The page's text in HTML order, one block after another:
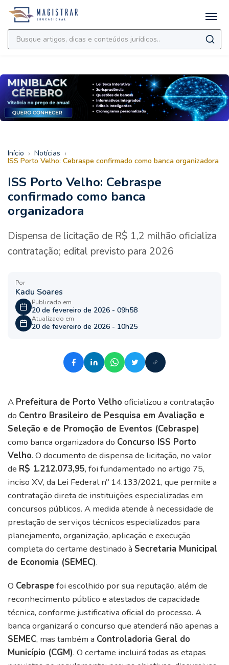
Início › Notícias ›
ISS Porto Velho: Cebraspe confirmado como banca organizadora
ISS Porto Velho: Cebraspe
confirmado como banca
organizadora
Dispensa de licitação de R$ 1,2 milhão oficializa
contratação; edital previsto para 2026
Por
Kadu Soares
Publicado em
20 de fevereiro de 2026 - 09h58
Atualizado em
20 de fevereiro de 2026 - 10h25
A Prefeitura de Porto Velho oficializou a contratação
do Centro Brasileiro de Pesquisa em Avaliação e
Seleção e de Promoção de Eventos (Cebraspe)
como banca organizadora do Concurso ISS Porto
Velho. O documento de dispensa de licitação, no valor
de R$ 1.212.073,95, foi fundamentado no artigo 75,
inciso XV, da Lei Federal nº 14.133/2021, que permite a
contratação direta de instituições especializadas em
concursos públicos. A medida atende à necessidade de
prestação de serviços técnicos especializados para
planejamento, organização, aplicação e execução
completa do certame destinado à Secretaria Municipal
de Economia (SEMEC).
O Cebraspe foi escolhido por sua reputação, além de
reconhecimento público e atestados de capacidade
técnica, conforme justificativa oficial do processo. A
banca organizará o concurso que atenderá não apenas a
SEMEC, mas também a Controladoria Geral do
Município (CGM). O certame incluirá todas as etapas